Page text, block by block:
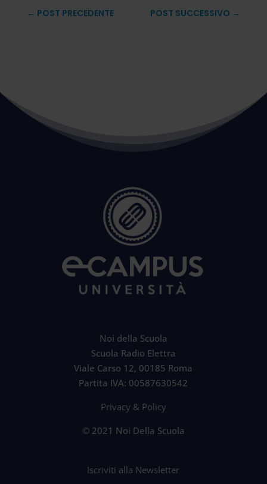
← POST PRECEDENTE POST SUCCESSIVO →
Noi della Scuola
Scuola Radio Elettra
Viale Carso 12, 00185 Roma
Partita IVA: 00587630542
Privacy & Policy
© 2021 Noi Della Scuola
Iscriviti alla Newsletter